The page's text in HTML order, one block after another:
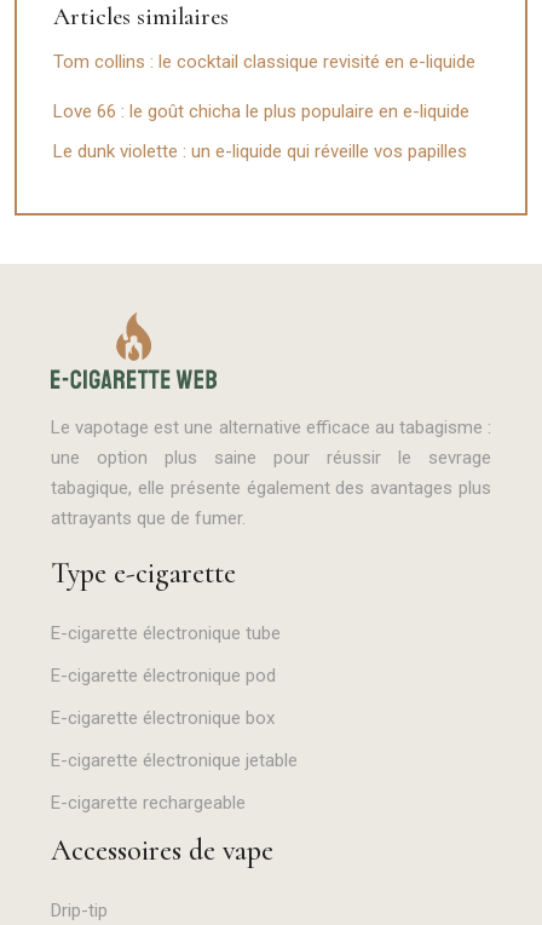
Articles similaires
Tom collins : le cocktail classique revisité en e-liquide
Love 66 : le goût chicha le plus populaire en e-liquide
Le dunk violette : un e-liquide qui réveille vos papilles
Le vapotage est une alternative efficace au tabagisme :
une option plus saine pour réussir le sevrage
tabagique, elle présente également des avantages plus
attrayants que de fumer.
Type e-cigarette
E-cigarette électronique tube
E-cigarette électronique pod
E-cigarette électronique box
E-cigarette électronique jetable
E-cigarette rechargeable
Accessoires de vape
Drip-tip